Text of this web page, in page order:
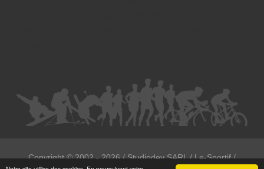
Copyright ©2002 - 2026/ Studiodev SARL / Le-Sportif /